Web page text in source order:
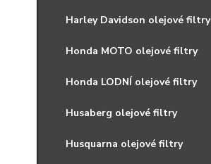
Harley Davidson olejové filtry
Honda MOTO olejové filtry
Honda LODNÍ olejové filtry
Husaberg olejové filtry
Husquarna olejové filtry